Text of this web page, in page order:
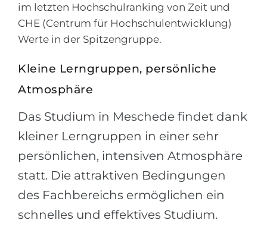
Тест Голланда
Тест Карта Интересов
100%
Наши студенты успешно поступают
КОНСУЛЬТАЦИЯ!
ПОСТУПАЕМ ИЗ...
Россия
Казахстан
Азербайджан
Армения
Беларусь
Другая страна
ЗАПИСАТЬСЯ НА КОНСУЛЬТАЦИЮ
im letzten Hochschulranking von Zeit und
CHE (Centrum für Hochschulentwicklung)
Werte in der Spitzengruppe.
Kleine Lerngruppen, persönliche
Atmosphäre
Das Studium in Meschede findet dank
kleiner Lerngruppen in einer sehr
persönlichen, intensiven Atmosphäre
statt. Die attraktiven Bedingungen
des Fachbereichs ermöglichen ein
schnelles und effektives Studium.